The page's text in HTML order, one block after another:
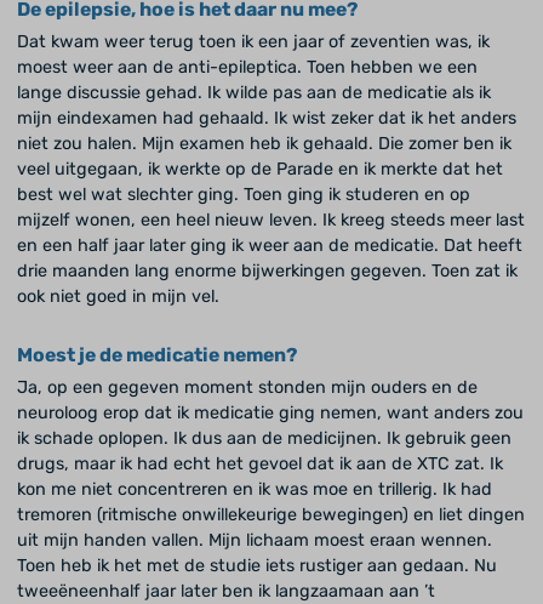
De epilepsie, hoe is het daar nu mee?
Dat kwam weer terug toen ik een jaar of zeventien was, ik
moest weer aan de anti-epileptica. Toen hebben we een
lange discussie gehad. Ik wilde pas aan de medicatie als ik
mijn eindexamen had gehaald. Ik wist zeker dat ik het anders
niet zou halen. Mijn examen heb ik gehaald. Die zomer ben ik
veel uitgegaan, ik werkte op de Parade en ik merkte dat het
best wel wat slechter ging. Toen ging ik studeren en op
mijzelf wonen, een heel nieuw leven. Ik kreeg steeds meer last
en een half jaar later ging ik weer aan de medicatie. Dat heeft
drie maanden lang enorme bijwerkingen gegeven. Toen zat ik
ook niet goed in mijn vel.
Moest je de medicatie nemen?
Ja, op een gegeven moment stonden mijn ouders en de
neuroloog erop dat ik medicatie ging nemen, want anders zou
ik schade oplopen. Ik dus aan de medicijnen. Ik gebruik geen
drugs, maar ik had echt het gevoel dat ik aan de XTC zat. Ik
kon me niet concentreren en ik was moe en trillerig. Ik had
tremoren (ritmische onwillekeurige bewegingen) en liet dingen
uit mijn handen vallen. Mijn lichaam moest eraan wennen.
Toen heb ik het met de studie iets rustiger aan gedaan. Nu
tweeëneenhalf jaar later ben ik langzaamaan aan ’t